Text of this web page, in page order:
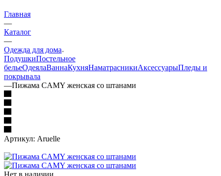
Главная
—
Каталог
—
Одежда для дома
ПодушкиПостельное
бельеОдеялаВаннаКухняНаматрасникиАксессуарыПледы и
покрывала
—Пижама CAMY женская со штанами
Артикул: Aruelle
Нет в наличии